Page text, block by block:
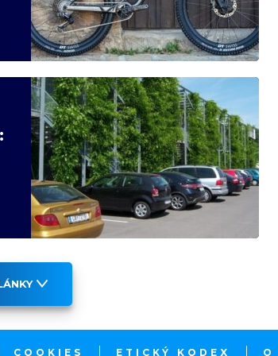
COOKIES ETICKÝ KODEX O